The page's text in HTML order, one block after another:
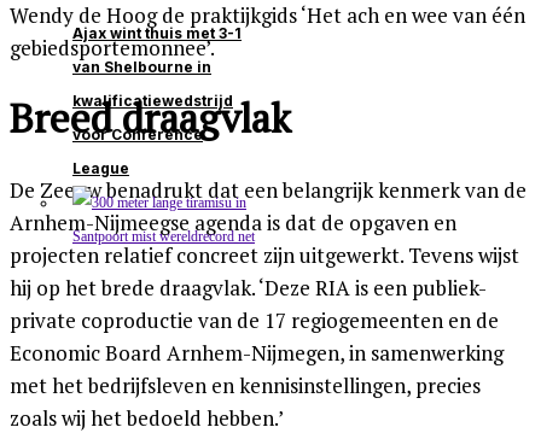
Ajax wint thuis met 3-1
van Shelbourne in
kwalificatiewedstrijd
voor Conference
League
Wendy de Hoog de praktijkgids ‘Het ach en wee van één
gebiedsportemonnee’.
Breed draagvlak
De Zeeuw benadrukt dat een belangrijk kenmerk van de
Arnhem-Nijmeegse agenda is dat de opgaven en
projecten relatief concreet zijn uitgewerkt. Tevens wijst
hij op het brede draagvlak. ‘Deze RIA is een publiek-
private coproductie van de 17 regiogemeenten en de
Economic Board Arnhem-Nijmegen, in samenwerking
met het bedrijfsleven en kennisinstellingen, precies
zoals wij het bedoeld hebben.’